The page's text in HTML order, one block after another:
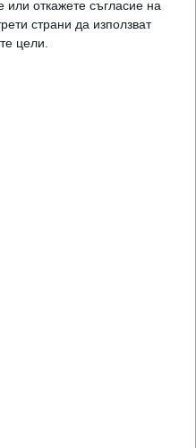
или откажете съгласие на
страни да използват
цели.
днес седмица месец